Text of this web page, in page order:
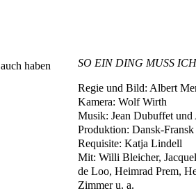
SO EIN DING MUSS
Regie und Bild: Albert
Kamera: Wolf Wirth
Musik: Jean Dubuffet und
Produktion: Dansk-
Requisite: Katja Lindell
Mit: Willi Bleicher,
de Loo, Heimrad Prem,
Zimmer u. a.